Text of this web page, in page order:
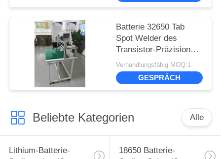
Batterie 32650 Tab
Spot Welder des
Transistor-Präzisions-
Stellen-Schweißer-
6000A 10000A 18650
Verhandlungsfähig MOQ:1
GESPRÄCH
Beliebte Kategorien Alle
Lithium-Batterie-
18650 Batterie-